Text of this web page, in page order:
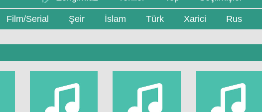
Film/Serial Şeir İslam Türk Xarici Rus